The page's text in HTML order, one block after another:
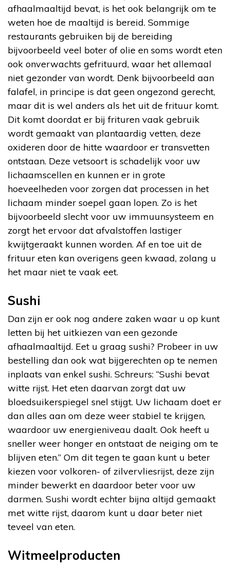
afhaalmaaltijd bevat, is het ook belangrijk om te
weten hoe de maaltijd is bereid. Sommige
restaurants gebruiken bij de bereiding
bijvoorbeeld veel boter of olie en soms wordt eten
ook onverwachts gefrituurd, waar het allemaal
niet gezonder van wordt. Denk bijvoorbeeld aan
falafel, in principe is dat geen ongezond gerecht,
maar dit is wel anders als het uit de frituur komt.
Dit komt doordat er bij frituren vaak gebruik
wordt gemaakt van plantaardig vetten, deze
oxideren door de hitte waardoor er transvetten
ontstaan. Deze vetsoort is schadelijk voor uw
lichaamscellen en kunnen er in grote
hoeveelheden voor zorgen dat processen in het
lichaam minder soepel gaan lopen. Zo is het
bijvoorbeeld slecht voor uw immuunsysteem en
zorgt het ervoor dat afvalstoffen lastiger
kwijtgeraakt kunnen worden. Af en toe uit de
frituur eten kan overigens geen kwaad, zolang u
het maar niet te vaak eet.
Sushi
Dan zijn er ook nog andere zaken waar u op kunt
letten bij het uitkiezen van een gezonde
afhaalmaaltijd. Eet u graag sushi? Probeer in uw
bestelling dan ook wat bijgerechten op te nemen
inplaats van enkel sushi. Schreurs: “Sushi bevat
witte rijst. Het eten daarvan zorgt dat uw
bloedsuikerspiegel snel stijgt. Uw lichaam doet er
dan alles aan om deze weer stabiel te krijgen,
waardoor uw energieniveau daalt. Ook heeft u
sneller weer honger en ontstaat de neiging om te
blijven eten.” Om dit tegen te gaan kunt u beter
kiezen voor volkoren- of zilvervliesrijst, deze zijn
minder bewerkt en daardoor beter voor uw
darmen. Sushi wordt echter bijna altijd gemaakt
met witte rijst, daarom kunt u daar beter niet
teveel van eten.
Witmeelproducten